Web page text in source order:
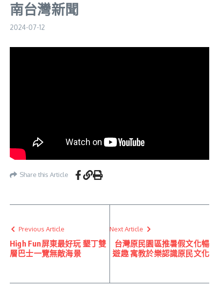
南台灣新聞
2024-07-12
Share this Article
Previous Article
High Fun屏東最好玩 墾丁雙
層巴士一覽無敵海景
Next Article
台灣原民園區推暑假文化暢
遊趣 寓教於樂認識原民文化